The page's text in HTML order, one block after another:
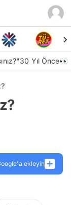
30 Yıl Önce👀
ekleyin